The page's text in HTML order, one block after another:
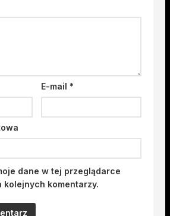
E-mail*
dane w tej przeglądarce
kolejnych komentarzy.